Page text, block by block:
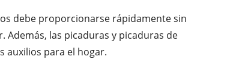
debe proporcionarse rápidamente sin
las picaduras y picaduras de
auxilios para el hogar.